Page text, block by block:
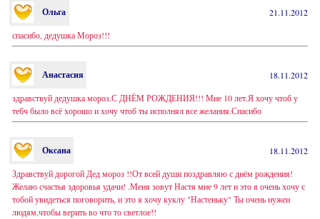
Ольга
21.11.2012
спасибо, дедушка Мороз!!!
Анастасия
18.11.2012
здравствуй дедушка мороз.С ДНЁМ РОЖДЕНИЯ!!! Мне 10 лет.Я хочу чтоб у
тебч было всё хорошо и хочу чтоб ты исполнял все желания.Спасибо
Оксана
18.11.2012
Здравствуй дорогой Дед мороз !!От всей души поздравляю с днём рождения!
Желаю счастья здоровья удачи! .Меня зовут Настя мне 9 лет и это я очень хочу с
тобой увидеться поговорить, и это я хочу куклу "Настеньку" Ты очень нужен
людям,чтобы верить во что то светлое!!